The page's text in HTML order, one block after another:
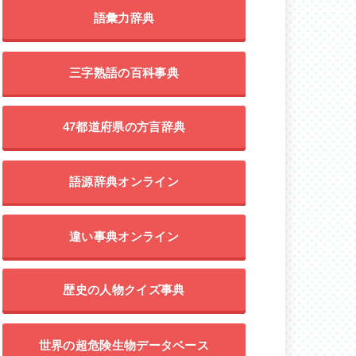
語彙力辞典
三字熟語の百科事典
47都道府県の方言辞典
語源辞典オンライン
違い事典オンライン
歴史の人物クイズ事典
世界の超危険生物データベース